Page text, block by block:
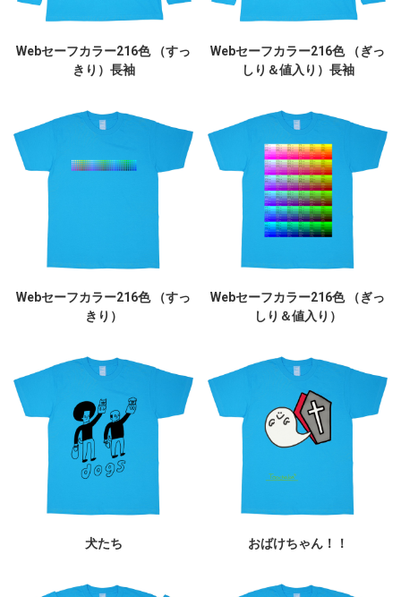
Webセーフカラー216色 （すっ
きり）長袖
Webセーフカラー216色 （ぎっ
しり＆値入り）長袖
Webセーフカラー216色 （すっ
きり）
Webセーフカラー216色 （ぎっ
しり＆値入り）
犬たち おばけちゃん！！